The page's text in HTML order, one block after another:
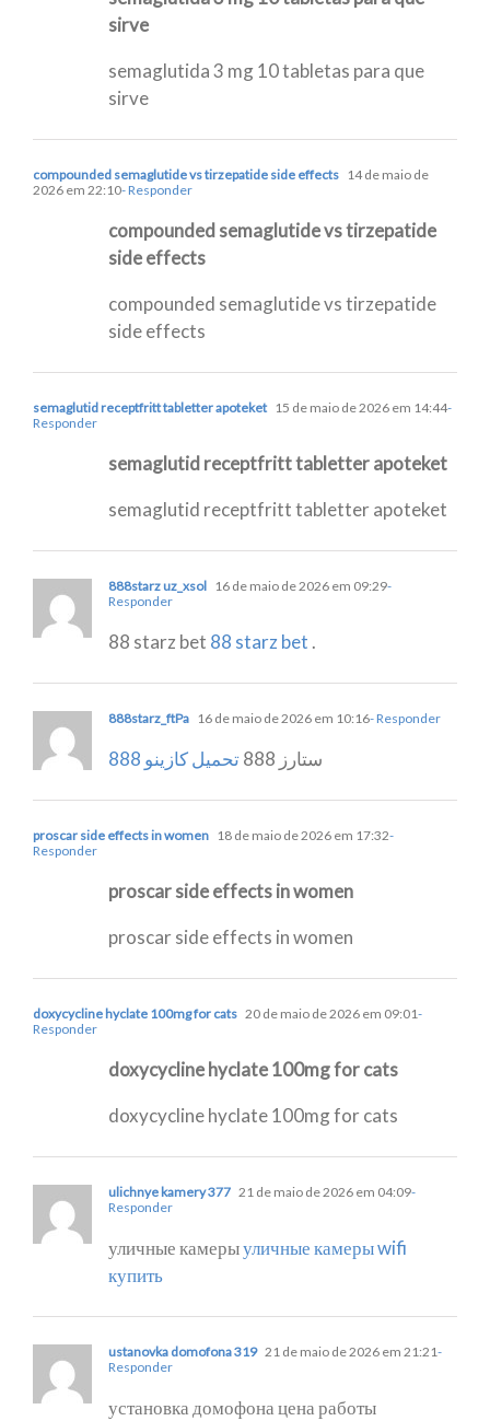
sirve
semaglutida 3 mg 10 tabletas para que
sirve
compounded semaglutide vs tirzepatide side effects 14 de maio de
2026 em 22:10- Responder
compounded semaglutide vs tirzepatide
side effects
compounded semaglutide vs tirzepatide
side effects
semaglutid receptfritt tabletter apoteket 15 de maio de 2026 em 14:44-
Responder
semaglutid receptfritt tabletter apoteket
semaglutid receptfritt tabletter apoteket
888starz uz_xsol 16 de maio de 2026 em 09:29-
Responder
88 starz bet 88 starz bet .
888starz_ftPa 16 de maio de 2026 em 10:16- Responder
ستارز 888 تحميل كازينو 888
proscar side effects in women 18 de maio de 2026 em 17:32-
Responder
proscar side effects in women
proscar side effects in women
doxycycline hyclate 100mg for cats 20 de maio de 2026 em 09:01-
Responder
doxycycline hyclate 100mg for cats
doxycycline hyclate 100mg for cats
ulichnye kamery 377 21 de maio de 2026 em 04:09-
Responder
уличные камерыуличные камеры wifi
купить
ustanovka domofona 319 21 de maio de 2026 em 21:21-
Responder
установка домофона цена работы